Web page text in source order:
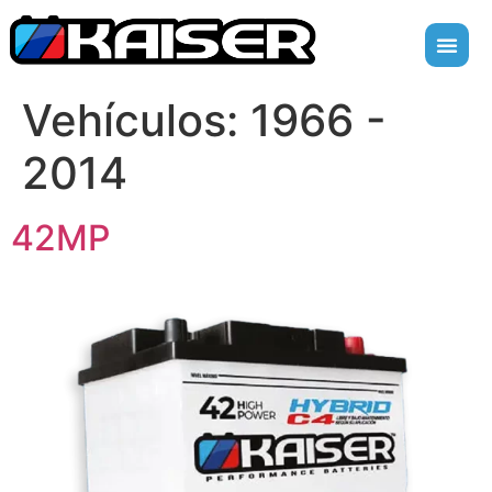
Vehículos: 1966 -
2014
42MP